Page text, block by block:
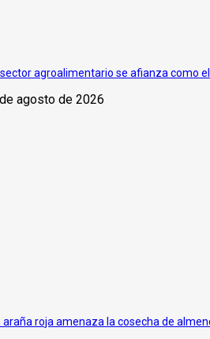
sector agroalimentario se afianza como
agosto de 2026
araña roja amenaza la cosecha de